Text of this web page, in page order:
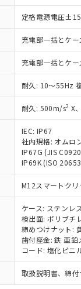
定格電源電圧
充電部一括とケ
充電部一括とケ
耐久: 10～55Hz
耐久: 500m/s2 X
IEC: IP67
社内規格: オムロ
IP67G (JIS
IP69K (ISO
M12スマートク
ケース: ステンレ
検出面: ポリブチ
締めつけナット:
歯付座金: 鉄 亜鉛
コード: 塩化ビニ
取扱説明書、締
了承ください。
いる更新日時点で
き作成されるもの
時点での実際の在
は異なる場合があ
さい。
期状況および標準
引先、またはお客
御機器販売店・当
ださい。
制御機器販売店や
販売ネットワーク
および標準価格結
諾なく第三者に漏
ようお願いします。
ツ機能（部品リス
ご利用いただくに
ズにご登録されて
当ウェブサイト上
た部品リストにつ
含有品と判明した
ることがあります
物質）：
以下、 水銀(Hg)
以下、
以下、フタル酸ビス(2-エ
：DOP) 1000ppm以下、
） 1000ppm以下、フタ
以下、フタル酸ジイソ
産業用監視および制御機
類の４物質については閾
ことを確認しています。
り替え状況などに
ことがあります。
明書ダウンロー
ていることを示しま
です。当社販売部
さい。
の基準値 (GB/T26572)：
、 Hg(水銀) : 1000ppm、
、 PBDEs(ポリ臭化ジフ
チル) : 1000ppm、
、 BBP(フタル酸ブ
ス(2-エチルヘキシル)) :
使用期限
質（10物質）のす
ることを示します。
の使用状況下にお
えいし、環境に深
数を意味します。
認です。当社販売部
さい。
これら貴社製品の
び外国貿易法に定
規制貨物等」という
外への提供する場
輸出許可(または役
制貨物を破棄する
するなど、違法に
要な手段を講じま
社製品を、核兵器、
兵器、生物兵器ま
にこれらの製造装
しません。
貴社製品を第三者
に通知します。ま
よび販売に係わる
するおそれがある
いたしません。
定数以上の在庫あり
定数には満たないが
庫なし(最新の在庫状
ては、お客様のお取
お客様担当のオムロ
器販売店・当社販売
ださい)
注生産機種、また在
報を公開していない